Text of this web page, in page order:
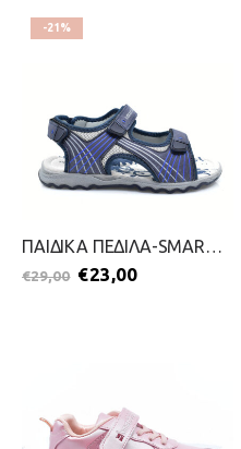
-21%
ΠΑΙΔΙΚΑ ΠΕΔΙΛΑ-SMART KIDS-2199-0161-ΜΠΛΕ
€29,00 €23,00